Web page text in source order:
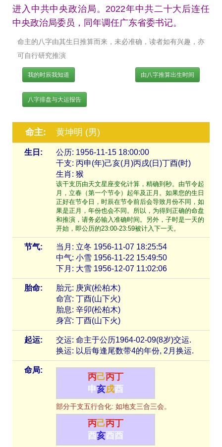
进入中共中央政治局。2022年中共二十大后连任
中央政治局委员，同年调任广东省委书记。
命主的八字由其生日推算而来，未必准确，读者如有兴趣，亦
可自行研究推演
我的时辰我知道 由八字推算出生时间
八字排盘与大运报告
命主: 黄坤明 (男)
生日:
公历: 1956-11-15 18:00:00
干支: 丙申(年)己亥(月)丙戌(日)丁酉(时)
生肖: 猴
该干支历由天文星座变化计算，精确到秒。由节令起
月，立春（第一个节令）起年及正月。如果您的生日
正好在节令日，时辰在节令前后会导致月份不同，如
果是正月，年份也会不同。所以，为得到正确的命盘
和推演，请务必输入准确时间。另外，子时是一天的
开始，即公历的23:00-23:59被计入下一天。
节气:
当月: 立冬 1956-11-07 18:25:54
中气: 小雪 1956-11-22 15:49:50
下月: 大雪 1956-12-07 11:02:06
胎命:
胎元: 庚寅(松柏木)
命宫: 丁酉(山下火)
胎息: 辛卯(松柏木)
身宫: 丁酉(山下火)
起运:
交运: 命主于公历1964-02-09(8岁)交运.
换运: 以后每逢尾数带4的年份, 2月换运.
命局:
丙己丙丁
申亥戌酉
部分干支五行合化: 如地支三合三会。
丙己丙丁
酉亥酉 酉